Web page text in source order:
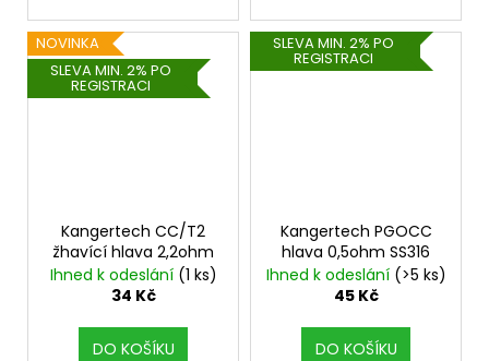
NOVINKA
SLEVA MIN. 2% PO
REGISTRACI
Kangertech CC/T2
žhavící hlava 2,2ohm
Ihned k odeslání (1 ks)
34 Kč
DO KOŠÍKU
SLEVA MIN. 2% PO
REGISTRACI
Kangertech PGOCC
hlava 0,5ohm SS316
Ihned k odeslání (>5 ks)
45 Kč
DO KOŠÍKU